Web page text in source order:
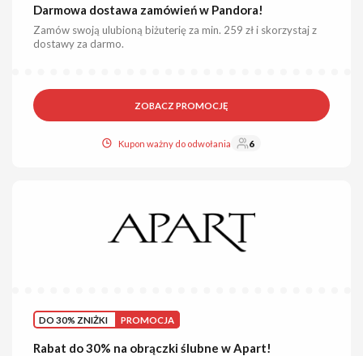
Darmowa dostawa zamówień w Pandora!
Zamów swoją ulubioną biżuterię za min. 259 zł i skorzystaj z
dostawy za darmo.
ZOBACZ PROMOCJĘ
Kupon ważny do odwołania 6
DO 30% ZNIŻKI PROMOCJA
Rabat do 30% na obrączki ślubne w Apart!